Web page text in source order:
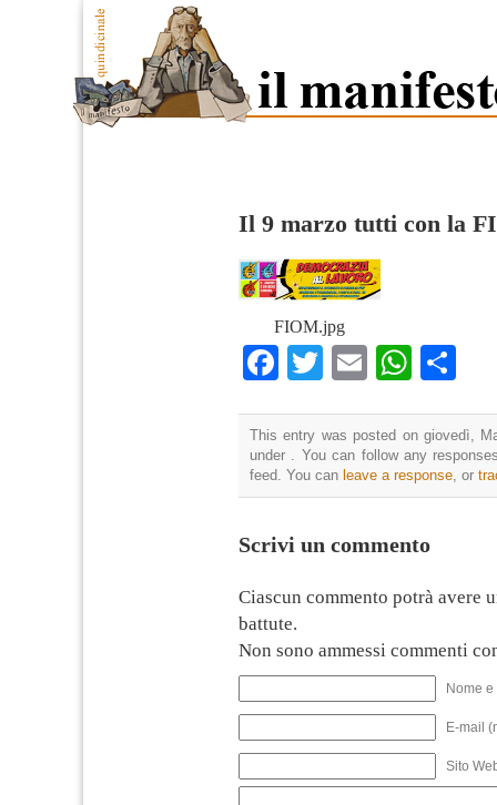
Il 9 marzo tutti con la
FIOM.jpg
Facebook
TwitterEmail
This entry was posted on giovedì,
under . You can follow any
feed. You can leave a response, or
Scrivi un commento
Ciascun commento potrà avere
battute.
Non sono ammessi commenti
Nome
E-mail
Sito